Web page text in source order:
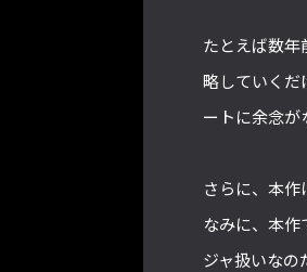
たとえば数年
略していくだ
ートに余念が
さらに、本作
なみに、本
ジャ扱いなの